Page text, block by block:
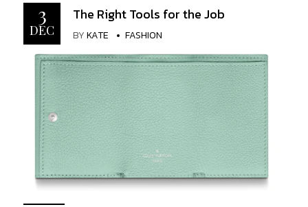
3
DEC
The Right Tools for the Job
BYKATE FASHION